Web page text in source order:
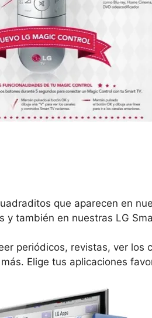
que aparecen en
también en nuestras LG
periódicos, revistas, ver los
Elige tus aplicaciones